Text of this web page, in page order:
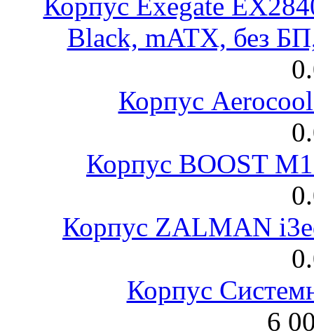
Black, mATX, без
Корпус
Корпус BOOST
Корпус ZALMAN
Корпус
6